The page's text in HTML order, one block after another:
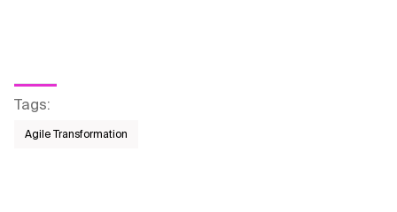
Tags:
Agile Transformation